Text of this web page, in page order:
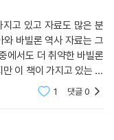
고 있고 자료도 많은 분
바빌론 역사 자료는 그
에서도 더 취약한 바빌론
이 책이 가지고 있는 장
4천년의 역사를 지닌 문
1 댓글0